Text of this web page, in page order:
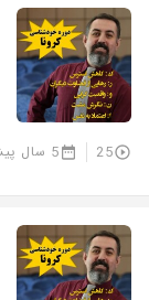
25 5 سال پیش